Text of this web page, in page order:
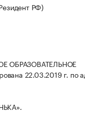
РФ)
ОБРАЗОВАТЕЛЬНОЕ
22.03.2019 г. по